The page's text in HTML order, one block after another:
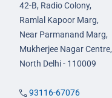
42-B, Radio Colony,
Ramlal Kapoor Marg,
Near Parmanand Marg,
Mukherjee Nagar Centre,
North Delhi - 110009
93116-67076